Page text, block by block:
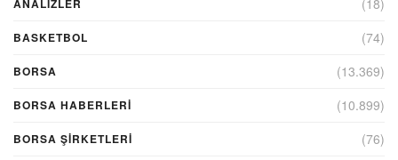
ANALIZLER
BASKETBOL (74)
BORSA (13.369)
BORSA HABERLERI (10.899)
BORSA ŞIRKETLERI (76)